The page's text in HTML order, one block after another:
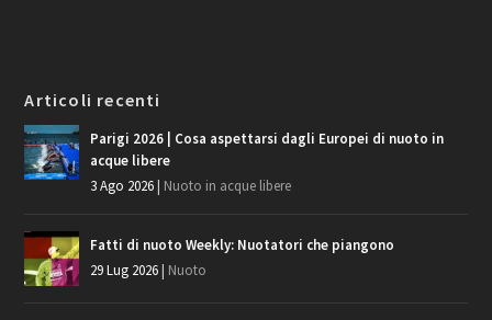
Articoli recenti
Parigi 2026 | Cosa aspettarsi dagli Europei di nuoto in
acque libere
3 Ago 2026 Nuoto in acque libere
Fatti di nuoto Weekly: Nuotatori che piangono
29 Lug 2026 Nuoto